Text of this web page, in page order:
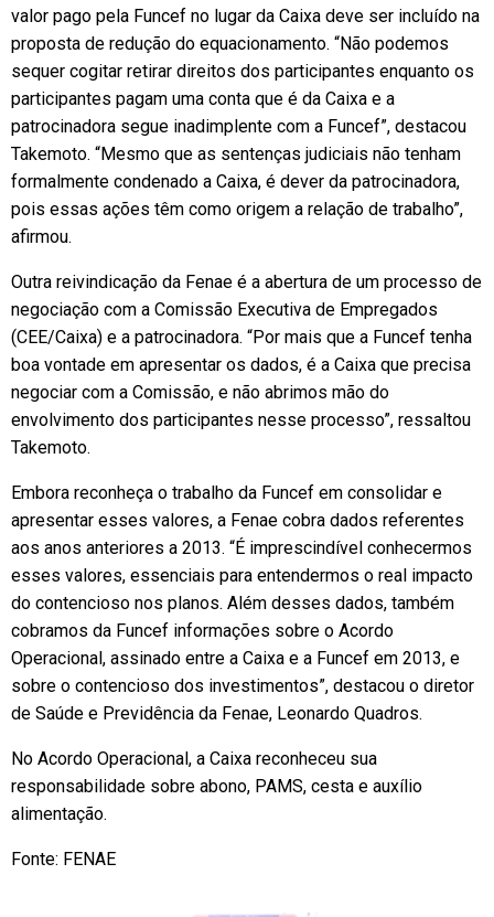
valor pago pela Funcef no lugar da Caixa deve ser incluído na
proposta de redução do equacionamento. “Não podemos
sequer cogitar retirar direitos dos participantes enquanto os
participantes pagam uma conta que é da Caixa e a
patrocinadora segue inadimplente com a Funcef”, destacou
Takemoto. “Mesmo que as sentenças judiciais não tenham
formalmente condenado a Caixa, é dever da patrocinadora,
pois essas ações têm como origem a relação de trabalho”,
afirmou.
Outra reivindicação da Fenae é a abertura de um processo de
negociação com a Comissão Executiva de Empregados
(CEE/Caixa) e a patrocinadora. “Por mais que a Funcef tenha
boa vontade em apresentar os dados, é a Caixa que precisa
negociar com a Comissão, e não abrimos mão do
envolvimento dos participantes nesse processo”, ressaltou
Takemoto.
Embora reconheça o trabalho da Funcef em consolidar e
apresentar esses valores, a Fenae cobra dados referentes
aos anos anteriores a 2013. “É imprescindível conhecermos
esses valores, essenciais para entendermos o real impacto
do contencioso nos planos. Além desses dados, também
cobramos da Funcef informações sobre o Acordo
Operacional, assinado entre a Caixa e a Funcef em 2013, e
sobre o contencioso dos investimentos”, destacou o diretor
de Saúde e Previdência da Fenae, Leonardo Quadros.
No Acordo Operacional, a Caixa reconheceu sua
responsabilidade sobre abono, PAMS, cesta e auxílio
alimentação.
Fonte: FENAE